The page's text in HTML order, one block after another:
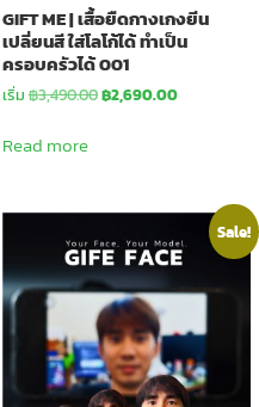
GIFT ME | เสื้อยืดกางเกงยีน
เปลี่ยนสี ใส่โลโก้ได้ ทำเป็น
ครอบครัวได้ 001
เริ่ม฿3,490.00Original
฿2,690.00Current
Read more
Sale!